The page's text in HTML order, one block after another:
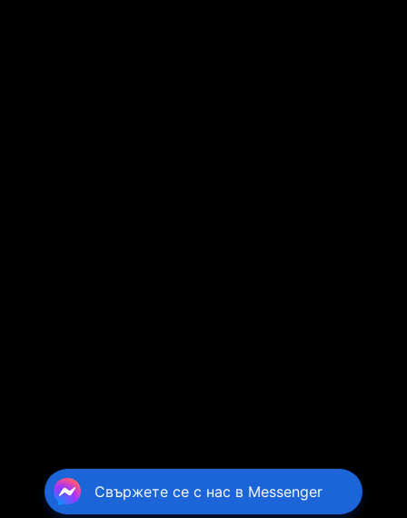
Свържете се с нас в Messenger